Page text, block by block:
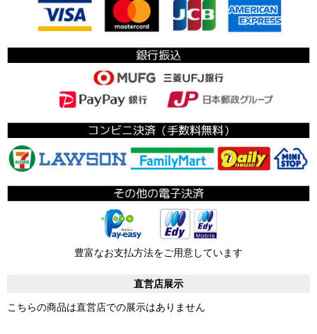
豊富なお支払方法をご用意しています
直営店展示
こちらの商品は直営店での展示はありません